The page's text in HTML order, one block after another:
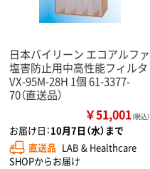
日本バイリーン エコアルファ
塩害防止用中高性能フィルタ
VX-95M-28H 1個 61-3377-
70（直送品）
￥51,001（税込）
お届け日：10月7日（水）まで
直送品 LAB & Healthcare
SHOPからお届け